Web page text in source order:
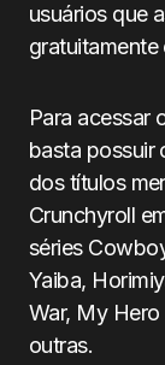
usuários que
gratuitamente
Para acessar
basta possuir
dos títulos
Crunchyroll
séries
Yaiba,
War, My
outras.